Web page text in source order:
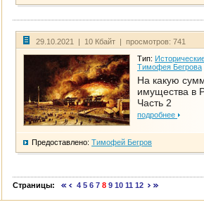
29.10.2021 | 10 Кбайт | просмотров: 741
Тип:
Тимофея Бегрова
На какую
имущества в
Часть 2
подробнее
Предоставлено: Тимофей Бегров
Страницы: 4 5 6 7 8 9 10 11 12